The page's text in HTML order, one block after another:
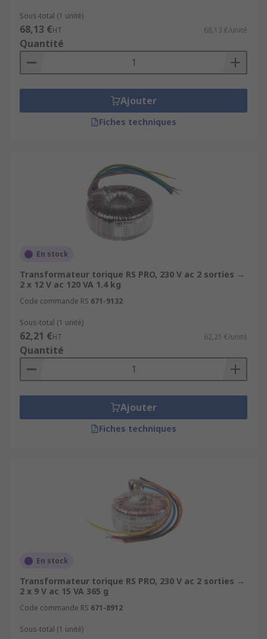
Sous-total (1 unité)
68,13 €HT 68,13 €/unité
Quantité
Ajouter
Fiches techniques
En stock
Transformateur torique RS PRO, 230 V ac 2 sorties →
2 x 12 V ac 120 VA 1.4 kg
Code commande RS 671-9132
Sous-total (1 unité)
62,21 €HT 62,21 €/unité
Quantité
Ajouter
Fiches techniques
En stock
Transformateur torique RS PRO, 230 V ac 2 sorties →
2 x 9 V ac 15 VA 365 g
Code commande RS 671-8912
Sous-total (1 unité)